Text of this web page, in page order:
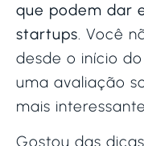
que podem dar
startups. Você
desde o início
uma avaliação
mais
Gostou das